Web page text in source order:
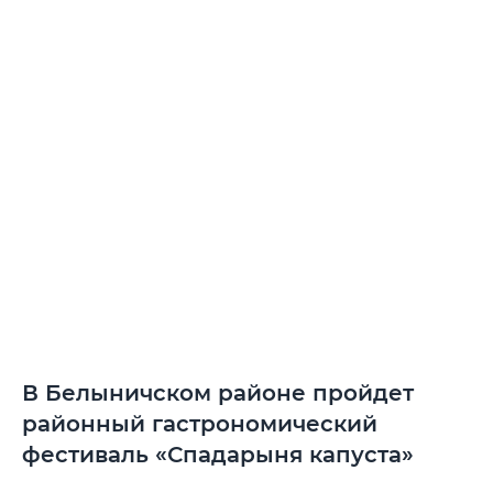
В Белыничском районе пройдет
районный гастрономический
фестиваль «Спадарыня капуста»